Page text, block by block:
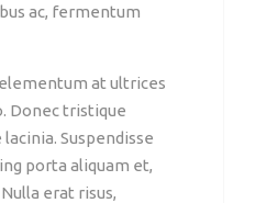
ac, fermentum
at ultrices
Donec tristique
Suspendisse
porta aliquam et,
erat risus,